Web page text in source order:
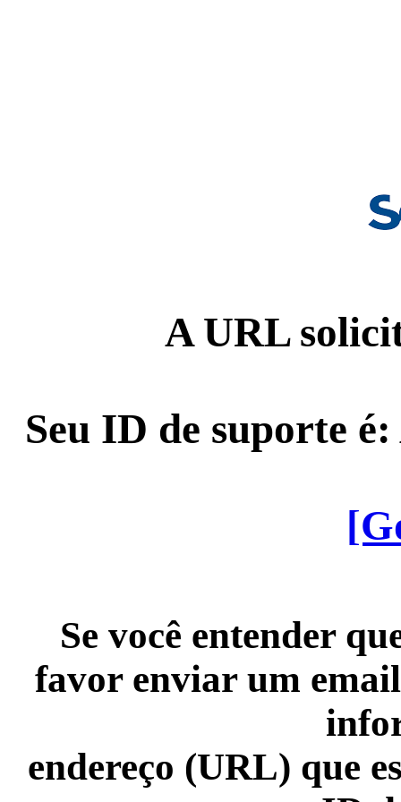
A URL
Seu ID de suporte
Se você entender
favor enviar um
endereço (URL) que